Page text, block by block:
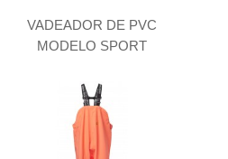
VADEADOR DE PVC
MODELO SPORT